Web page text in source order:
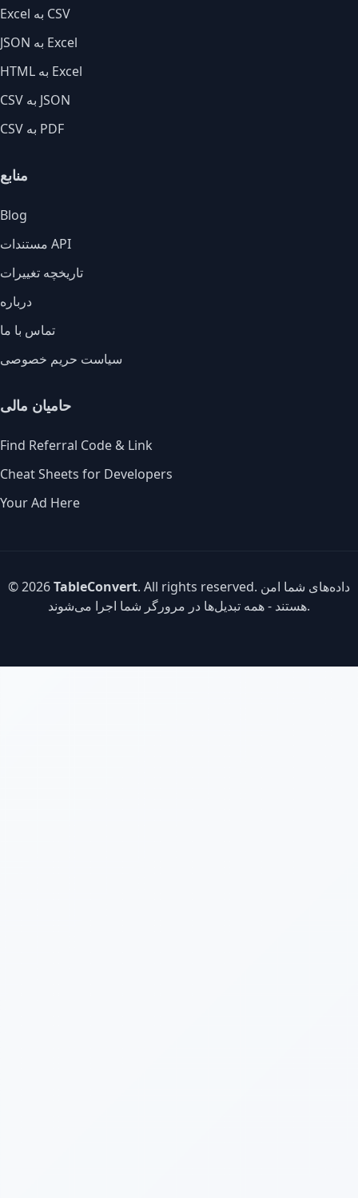
Excel به CSV
JSON به Excel
HTML به Excel
CSV به JSON
CSV به PDF
منابع
Blog
مستندات API
تاریخچه تغییرات
درباره
تماس با ما
سیاست حریم خصوصی
حامیان مالی
Find Referral Code & Link
Cheat Sheets for Developers
Your Ad Here
© 2026TableConvert. All rights reserved. داده‌های شما امن
هستند - همه تبدیل‌ها در مرورگر شما اجرا می‌شوند.